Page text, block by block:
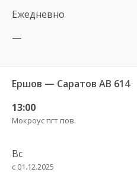
Ежедневно
—
Ершов — Саратов АВ 614
13:00
Мокроус пгт пов.
Вс
с 01.12.2025